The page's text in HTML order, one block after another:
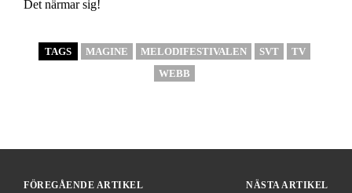
Det närmar sig!
TAGS MAGINE MELODIFESTIVALEN SVT
TV
WEBB
FÖREGÅENDE ARTIKEL NÄSTA ARTIKEL